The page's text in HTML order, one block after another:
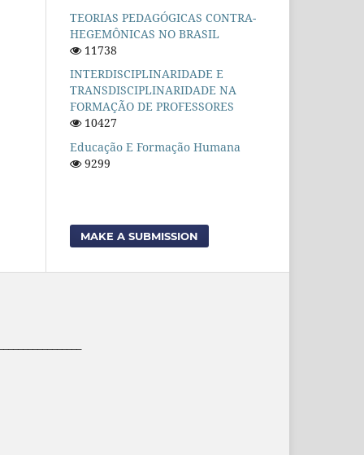
TEORIAS PEDAGÓGICAS CONTRA-
HEGEMÔNICAS NO BRASIL
11738
INTERDISCIPLINARIDADE E
TRANSDISCIPLINARIDADE NA
FORMAÇÃO DE PROFESSORES
10427
Educação E Formação Humana
9299
MAKE A SUBMISSION